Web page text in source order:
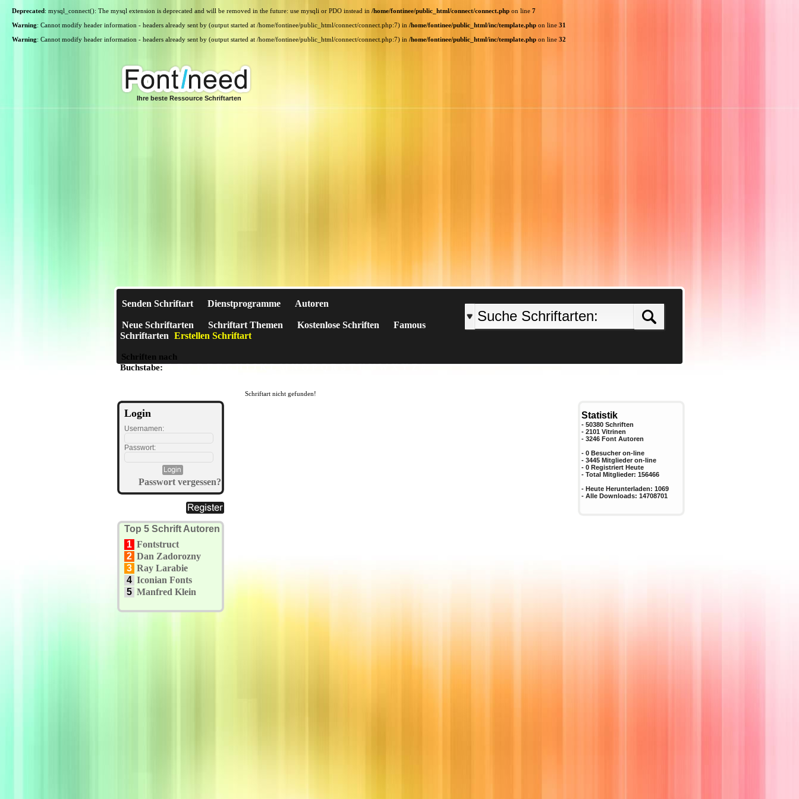
Deprecated: mysql_connect(): The mysql extension is deprecated and will be removed in the future: use mysqli or PDO instead in /home/fontinee/public_html/connect/connect.php on line 7
Warning: Cannot modify header information - headers already sent by (output started at /home/fontinee/public_html/connect/connect.php:7) in /home/fontinee/public_html/inc/template.php on line 31
Warning: Cannot modify header information - headers already sent by (output started at /home/fontinee/public_html/connect/connect.php:7) in /home/fontinee/public_html/inc/template.php on line 32
Ihre beste Ressource Schriftarten
Senden Schriftart Dienstprogramme Autoren
Neue Schriftarten Schriftart Themen Kostenlose Schriften
Famous
Schriftarten Erstellen Schriftart
Schriften nach
Buchstabe: A B C D E F G H I J K L M N O P Q R S T U V W X Y Z #
Login
Usernamen:
Passwort:
Passwort vergessen?
Top 5 Schrift Autoren
1 Fontstruct
2 Dan Zadorozny
3 Ray Larabie
4 Iconian Fonts
5 Manfred Klein
Schriftart nicht gefunden!
Statistik
- 50380 Schriften
- 2101 Vitrinen
- 3246 Font Autoren
- 0 Besucher on-line
- 3445 Mitglieder on-line
- 0 Registriert Heute
- Total Mitglieder: 156466
- Heute Herunterladen: 1069
- Alle Downloads: 14708701